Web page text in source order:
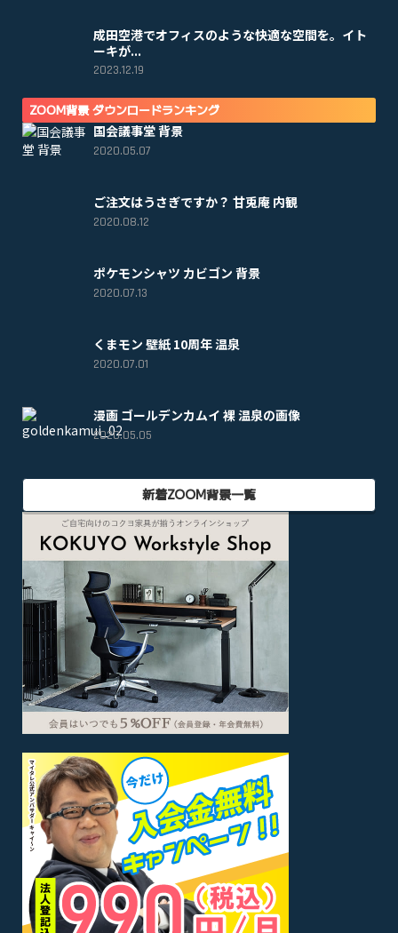
成田空港でオフィスのような快適な空間を。イト
ーキが...
2023.12.19
ZOOM背景 ダウンロードランキング
国会議事堂 背景
2020.05.07
ご注文はうさぎですか？ 甘兎庵 内観
2020.08.12
ポケモンシャツ カビゴン 背景
2020.07.13
くまモン 壁紙 10周年 温泉
2020.07.01
漫画 ゴールデンカムイ 裸 温泉の画像
2020.05.05
新着ZOOM背景一覧